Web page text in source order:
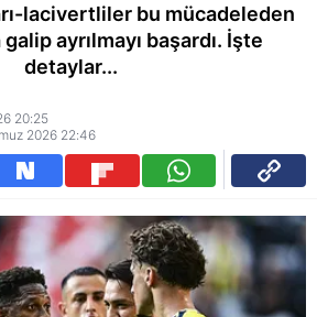
lacivertliler bu mücadeleden
ayrılmayı başardı. İşte
detaylar...
20:25
2026 22:46